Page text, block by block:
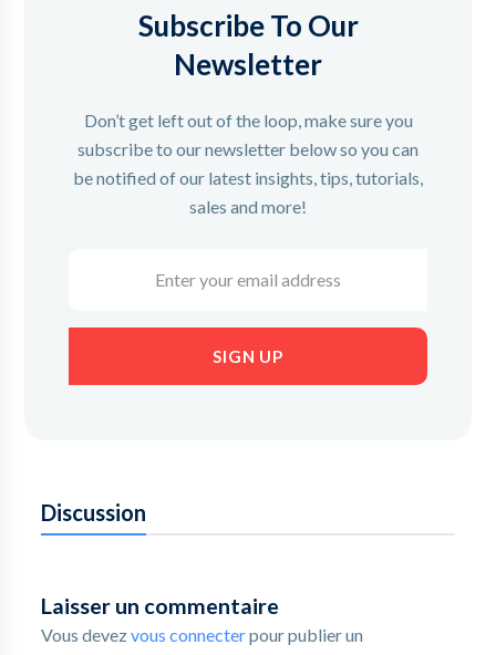
Subscribe To Our
Newsletter
Don’t get left out of the loop, make sure you
subscribe to our newsletter below so you can
be notified of our latest insights, tips, tutorials,
sales and more!
SIGN UP
Discussion
Laisser un commentaire
Vous devezvous connecterpour publier un